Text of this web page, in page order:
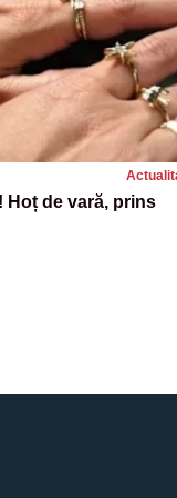
Hoț de vară, prins